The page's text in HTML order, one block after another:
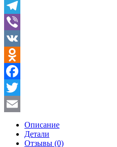
WhatsApp
Telegram
Viber
VK
Odnoklassniki
Facebook
Twitter
Описание
Детали
Отзывы (0)